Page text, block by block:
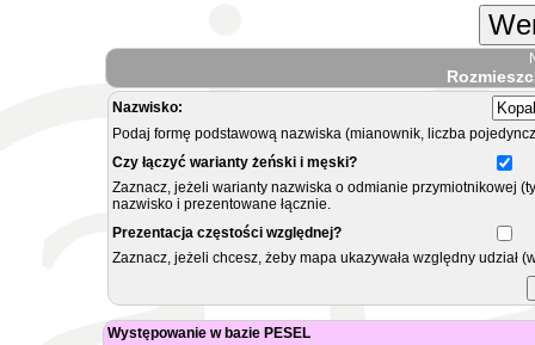
Nazwisko:
Podaj formę podstawową nazwiska (mianownik, liczba
Czy łączyć warianty żeński i męski?
Zaznacz, jeżeli warianty nazwiska o odmianie przymiotnikowej
nazwisko i prezentowane łącznie.
Prezentacja częstości względnej?
Zaznacz, jeżeli chcesz, żeby mapa ukazywała względny
Występowanie w bazie PESEL